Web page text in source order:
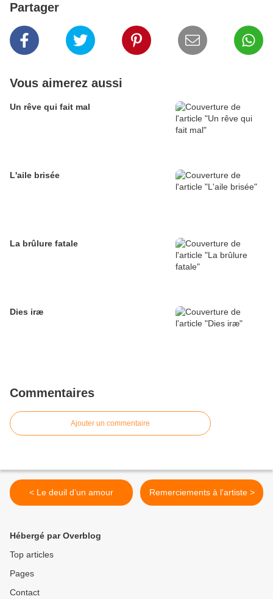
Partager
Vous aimerez aussi
Un rêve qui fait mal
L'aile brisée
La brûlure fatale
Dies iræ
Commentaires
Ajouter un commentaire
< Le deuil d’un amour Remerciements à l'artiste >
Hébergé par Overblog
Top articles
Pages
Contact